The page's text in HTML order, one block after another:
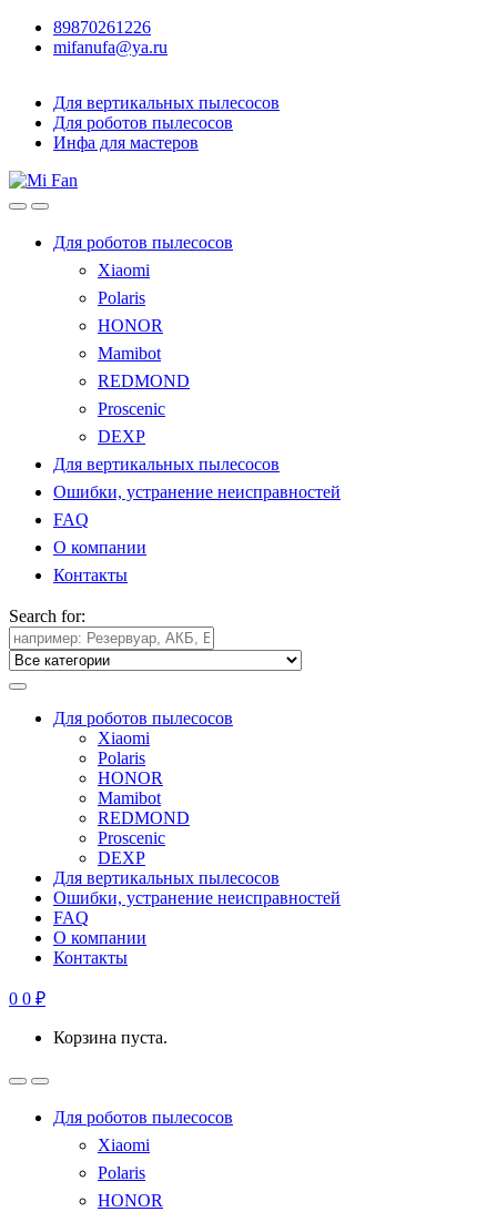
89870261226
mifanufa@ya.ru
Для вертикальных пылесосов
Для роботов пылесосов
Инфа для мастеров
Для роботов пылесосов
Xiaomi
Polaris
HONOR
Mamibot
REDMOND
Proscenic
DEXP
Для вертикальных пылесосов
Ошибки, устранение неисправностей
FAQ
О компании
Контакты
Search for:
Для роботов пылесосов
Xiaomi
Polaris
HONOR
Mamibot
REDMOND
Proscenic
DEXP
Для вертикальных пылесосов
Ошибки, устранение неисправностей
FAQ
О компании
Контакты
0 0 ₽
Корзина пуста.
Для роботов пылесосов
Xiaomi
Polaris
HONOR